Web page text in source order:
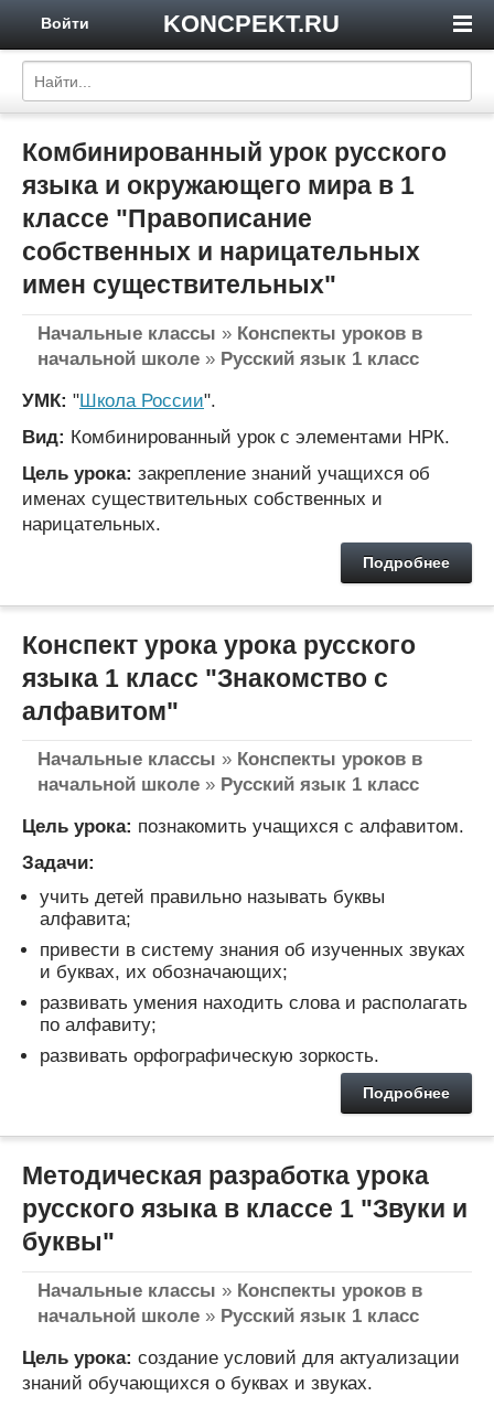
KONCPEKT.RU
Войти
Комбинированный урок русского
языка и окружающего мира в 1
классе "Правописание
собственных и нарицательных
имен существительных"
Начальные классы » Конспекты уроков в
начальной школе » Русский язык 1 класс
УМК: "Школа России".
Вид: Комбинированный урок с элементами НРК.
Цель урока: закрепление знаний учащихся об
именах существительных собственных и
нарицательных.
Подробнее
Конспект урока урока русского
языка 1 класс "Знакомство с
алфавитом"
Начальные классы » Конспекты уроков в
начальной школе » Русский язык 1 класс
Цель урока: познакомить учащихся с алфавитом.
Задачи:
учить детей правильно называть буквы
алфавита;
привести в систему знания об изученных звуках
и буквах, их обозначающих;
развивать умения находить слова и располагать
по алфавиту;
развивать орфографическую зоркость.
Подробнее
Методическая разработка урока
русского языка в классе 1 "Звуки и
буквы"
Начальные классы » Конспекты уроков в
начальной школе » Русский язык 1 класс
Цель урока: создание условий для актуализации
знаний обучающихся о буквах и звуках.